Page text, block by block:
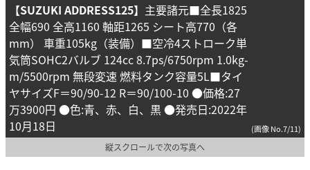
【SUZUKI ADDRESS125】 主要諸元■全長1825
全幅690 全高1160 軸距1265 シート高770（各
mm） 車重105kg（装備）■空冷4ストローク単
気筒SOHC2バルブ 124cc 8.7ps/6750rpm 1.0kg-
m/5500rpm 無段変速 燃料タンク容量5L■タイ
ヤサイズF＝90/90-12 R＝90/100-10 ●価格:27
万3900円 ●色:青、赤、白、黒 ●発売日:2022年
10月18日
(画像 No.7/11)
縦スクロールで次の写真へ